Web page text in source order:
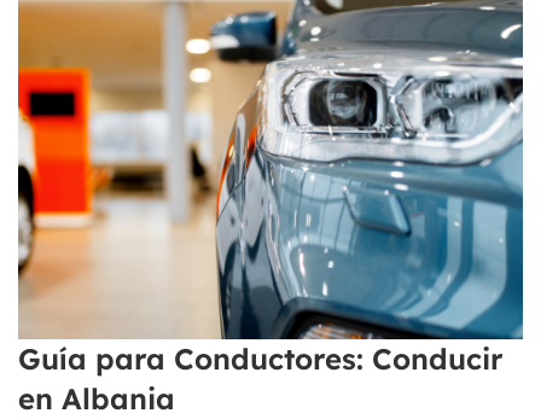
Guía para Conductores: Conducir
en Albania